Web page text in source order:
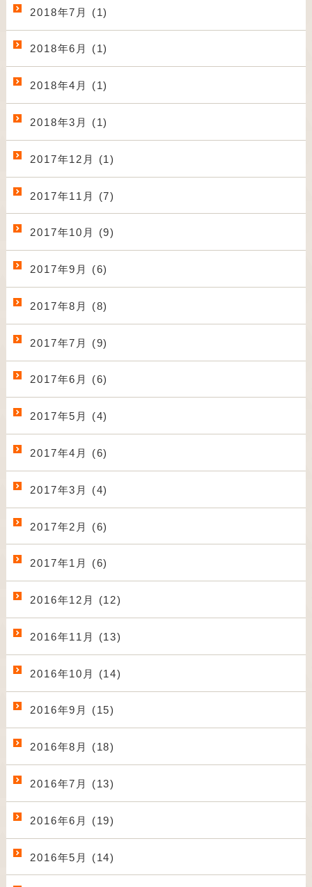
2018年7月 (1)
2018年6月 (1)
2018年4月 (1)
2018年3月 (1)
2017年12月 (1)
2017年11月 (7)
2017年10月 (9)
2017年9月 (6)
2017年8月 (8)
2017年7月 (9)
2017年6月 (6)
2017年5月 (4)
2017年4月 (6)
2017年3月 (4)
2017年2月 (6)
2017年1月 (6)
2016年12月 (12)
2016年11月 (13)
2016年10月 (14)
2016年9月 (15)
2016年8月 (18)
2016年7月 (13)
2016年6月 (19)
2016年5月 (14)